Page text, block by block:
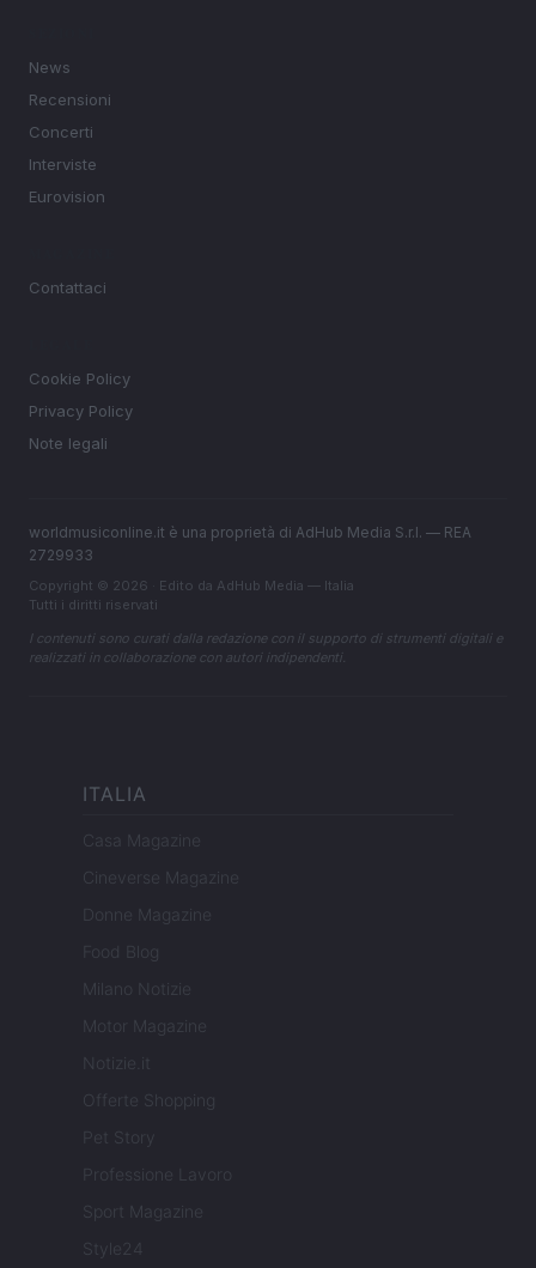
News
Recensioni
Concerti
Interviste
Eurovision
Contattaci
Cookie Policy
Privacy Policy
Note legali
worldmusiconline.it è una proprietà di AdHub Media S.r.l. — REA
2729933
Copyright © 2026 · Edito da AdHub Media — Italia
Tutti i diritti riservati
I contenuti sono curati dalla redazione con il supporto di strumenti digitali e
realizzati in collaborazione con autori indipendenti.
ITALIA
Casa Magazine
Cineverse Magazine
Donne Magazine
Food Blog
Milano Notizie
Motor Magazine
Notizie.it
Offerte Shopping
Pet Story
Professione Lavoro
Sport Magazine
Style24